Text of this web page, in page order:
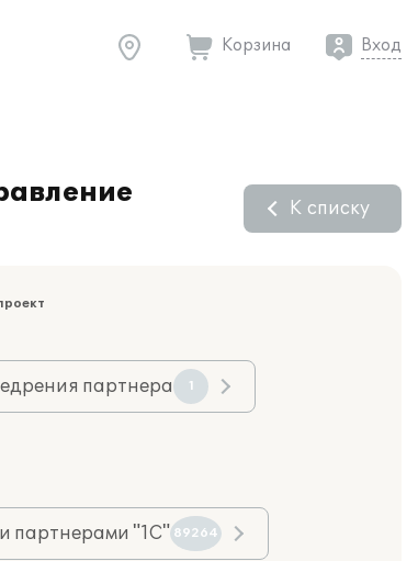
Корзина Вход
К списку
партнера 1
партнерами "1С" 89264